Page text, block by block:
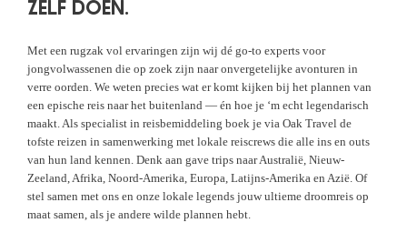
ZELF DOEN.
Met een rugzak vol ervaringen zijn wij dé go-to experts voor
jongvolwassenen die op zoek zijn naar onvergetelijke avonturen in
verre oorden. We weten precies wat er komt kijken bij het plannen van
een epische reis naar het buitenland — én hoe je ‘m echt legendarisch
maakt. Als specialist in reisbemiddeling boek je via Oak Travel de
tofste reizen in samenwerking met lokale reiscrews die alle ins en outs
van hun land kennen. Denk aan gave trips naar Australië, Nieuw-
Zeeland, Afrika, Noord-Amerika, Europa, Latijns-Amerika en Azië. Of
stel samen met ons en onze lokale legends jouw ultieme droomreis op
maat samen, als je andere wilde plannen hebt.